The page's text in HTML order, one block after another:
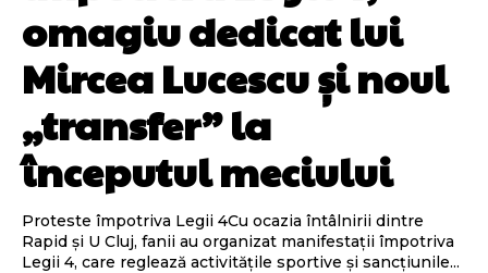
omagiu dedicat lui
Mircea Lucescu și noul
„transfer” la
începutul meciului
Proteste împotriva Legii 4Cu ocazia întâlnirii dintre
Rapid și U Cluj, fanii au organizat manifestații împotriva
Legii 4, care reglează activitățile sportive și sancțiunile...